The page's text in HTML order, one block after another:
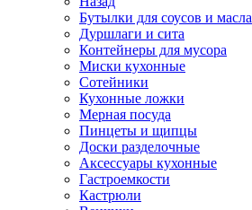
Бутылки для соусов и масла
Дуршлаги и сита
Контейнеры для мусора
Миски кухонные
Сотейники
Кухонные ложки
Мерная посуда
Пинцеты и щипцы
Доски разделочные
Аксессуары кухонные
Гастроемкости
Кастрюли